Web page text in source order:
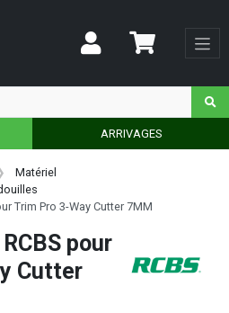
ARRIVAGES
Matériel
Trim Pro 3-Way Cutter 7MM
pour
Cutter